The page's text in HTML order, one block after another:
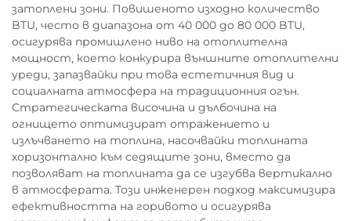
затоплени зони. Повишеното изходно количество
BTU, често в диапазона от 40 000 до 80 000 BTU,
осигурява промишлено ниво на отоплителна
мощност, което конкурира външните отоплителни
уреди, запазвайки при това естетичния вид и
социалната атмосфера на традиционния огън.
Стратегическата височина и дълбочина на
огнището оптимизират отражението и
излъчването на топлина, насочвайки топлината
хоризонтално към седящите зони, вместо да
позволяват на топлината да се изгубва вертикално
в атмосферата. Този инженерен подход максимизира
ефективността на горивото и осигурява